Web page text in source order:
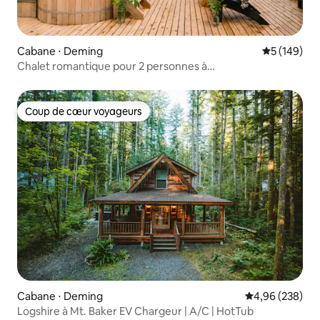
Cabane ⋅ Deming Évaluation
5 (149)
Chalet romantique pour 2 personnes à
Coup de cœur voyageurs
Coup de cœur voyageurs
Cabane ⋅ Deming Évaluation
4,96 (238)
Logshire à Mt. Baker EV Chargeur | A/C | HotTub